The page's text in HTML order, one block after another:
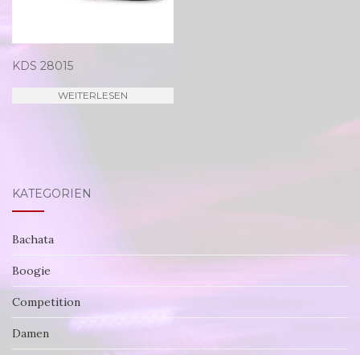
KDS 28015
WEITERLESEN
KATEGORIEN
Bachata
Boogie
Competition
Damen